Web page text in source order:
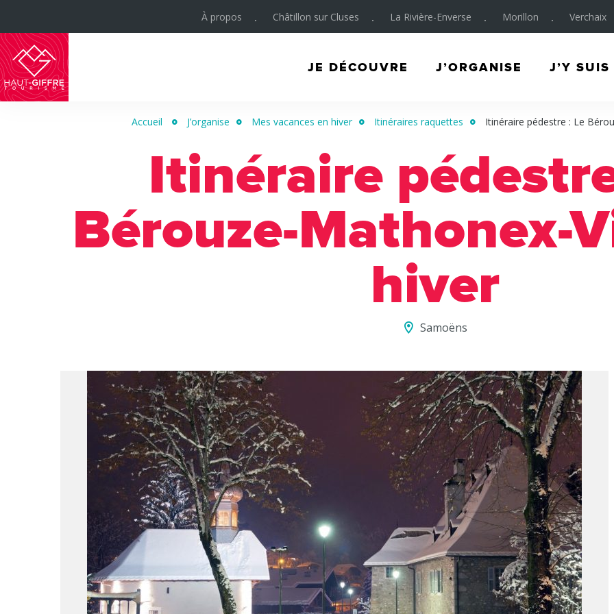
À propos Châtillon sur Cluses La Rivière-Enverse Morillon Verchaix
Haut-
Giffre
JE DÉCOUVRE J’ORGANISE J’Y SUIS
Accueil J’organise Mes vacances en hiver Itinéraires raquettes Itinéraire pédestre : Le
Itinéraire
Bérouze-Mathonex-
hiver
Samoëns